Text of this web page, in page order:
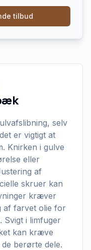
tilbud
selv
er vigtigt at
Knirken i gulve
eller
af
skruer kan
kræver
af farvet olie for
Svigt i limfuger
kan kræve
berørte dele.